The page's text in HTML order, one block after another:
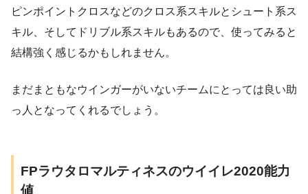
ピンポイントクロスなどのクロス系スキルとシュート系ス
キル、そしてドリブル系スキルもあるので、使ってみると
結構強く感じるかもしれません。
まだまともなウインガーがいないチームにとっては良い助
っ人となってくれるでしょう。
FPラウタロマルティネスのウイイレ2020能力
値